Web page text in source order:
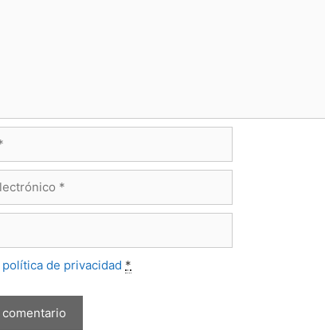
política de privacidad *